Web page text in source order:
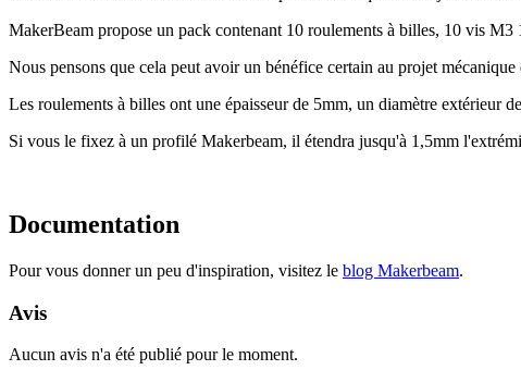
MakerBeam propose un pack contenant 10 roulements à billes, 10 vis
Nous pensons que cela peut avoir un bénéfice certain au projet mécanique
Les roulements à billes ont une épaisseur de 5mm, un diamètre extérieur
Si vous le fixez à un profilé Makerbeam, il étendra jusqu'à 1,5mm
Documentation
Pour vous donner un peu d'inspiration, visitez le blog Makerbeam.
Avis
Aucun avis n'a été publié pour le moment.